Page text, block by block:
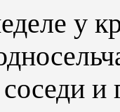
у
и